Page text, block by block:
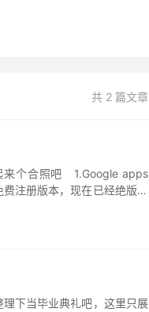
共 2 篇文章
来个合照吧 1.Google apps
注册版本，现在已经绝版，
下当毕业典礼吧，这里只展